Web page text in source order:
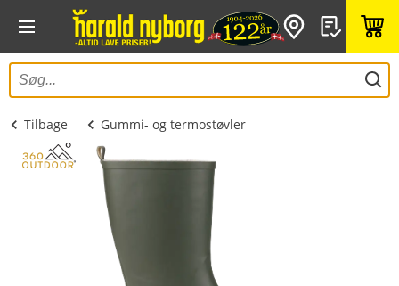
Tilbage Gummi- og termostøvler